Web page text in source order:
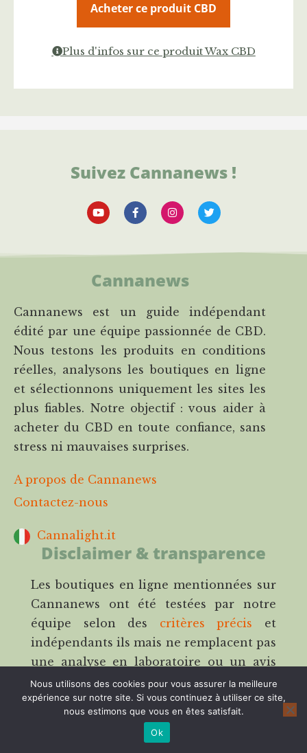
Acheter ce produit CBD
Plus d'infos sur ce produit Wax CBD
Suivez Cannanews !
Cannanews
Cannanews est un guide indépendant
édité par une équipe passionnée de CBD.
Nous testons les produits en conditions
réelles, analysons les boutiques en ligne
et sélectionnons uniquement les sites les
plus fiables. Notre objectif : vous aider à
acheter du CBD en toute confiance, sans
stress ni mauvaises surprises.
A propos de Cannanews
Contactez-nous
Cannalight.it
Disclaimer & transparence
Les boutiques en ligne mentionnées sur
Cannanews ont été testées par notre
équipe selon des critères précis et
indépendants ils mais ne remplacent pas
une analyse en laboratoire ou un avis
médical. Notre modèle repose sur
l’affiliation : cela signifie que nous
pouvons percevoir une commission si
vous passez commande via nos liens,
Nous utilisons des cookies pour vous assurer la meilleure
expérience sur notre site. Si vous continuez à utiliser ce site,
nous estimons que vous en êtes satisfait.
Ok